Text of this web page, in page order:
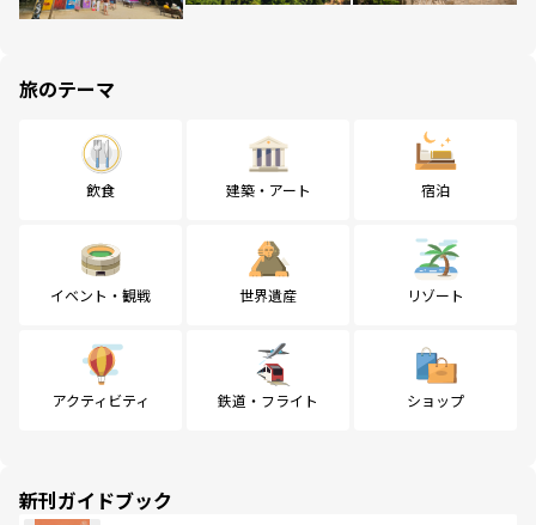
旅のテーマ
飲食 建築・アート 宿泊
イベント・観戦 世界遺産 リゾート
アクティビティ 鉄道・フライト ショップ
新刊ガイドブック